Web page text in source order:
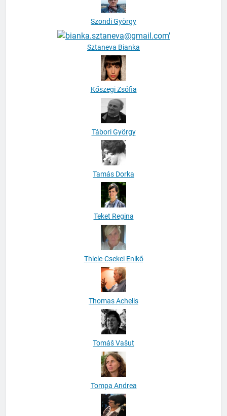
Szondi György
Kőszegi Zsófia
Tábori György
Tamás Dorka
Teket Regina
Thiele-Csekei Enikő
Thomas Achelis
Tomáš Vašut
Tompa Andrea
Tony Wu